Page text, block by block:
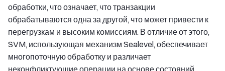
обработки, что означает, что транзакции
обрабатываются одна за другой, что может привести к
перегрузкам и высоким комиссиям. В отличие от этого,
SVM, использующая механизм Sealevel, обеспечивает
многопоточную обработку и различает
неконфликтующие операции на основе состояний